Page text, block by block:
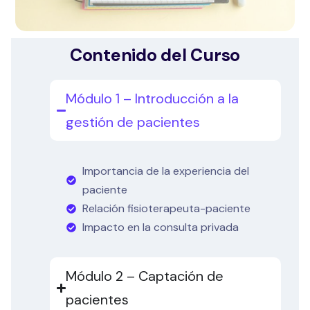
Contenido del Curso
Módulo 1 – Introducción a la
gestión de pacientes
Importancia de la experiencia del
paciente
Relación fisioterapeuta-paciente
Impacto en la consulta privada
Módulo 2 – Captación de
pacientes